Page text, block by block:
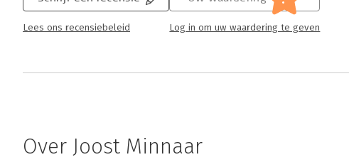
Lees ons recensiebeleid Log in om uw waardering te geven
Over Joost Minnaar